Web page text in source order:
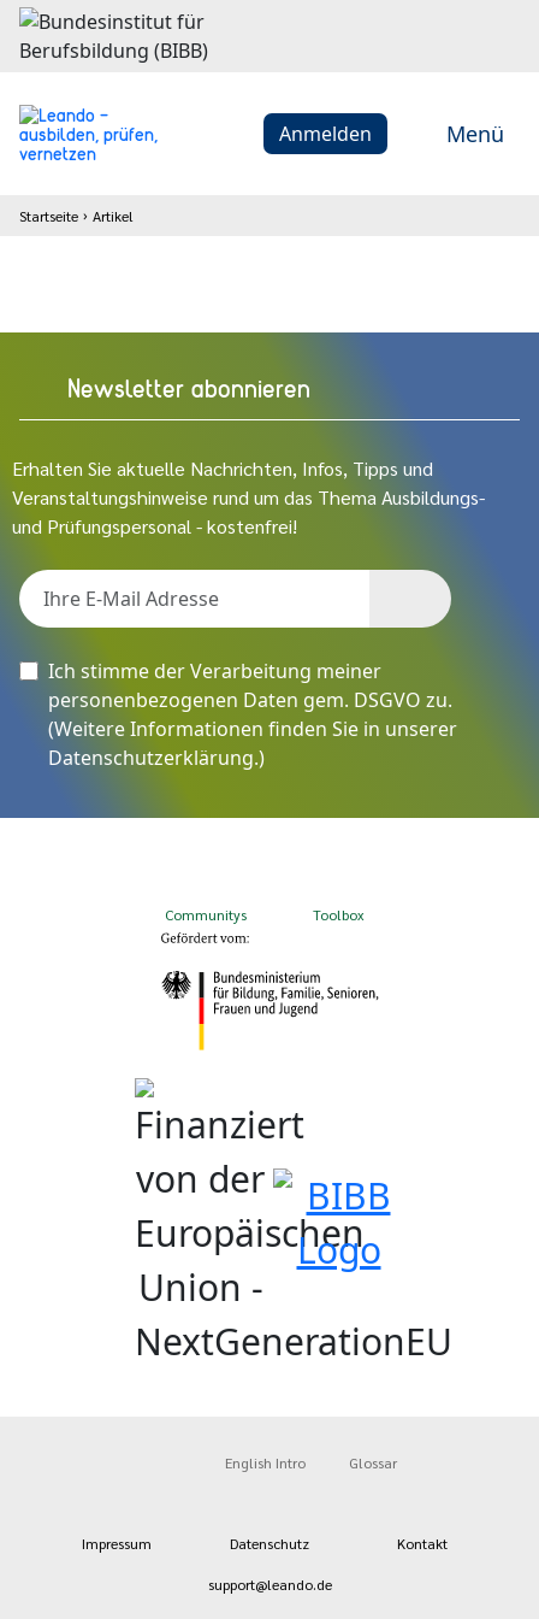
Anmelden Menü
Startseite Artikel
Newsletter abonnieren
Erhalten Sie aktuelle Nachrichten, Infos, Tipps und
Veranstaltungshinweise rund um das Thema Ausbildungs-
und Prüfungspersonal - kostenfrei!
Ich stimme der Verarbeitung meiner
personenbezogenen Daten gem. DSGVO zu.
(Weitere Informationen finden Sie in unserer
Datenschutzerklärung.)
Communitys Toolbox
English Intro Glossar
Impressum Datenschutz Kontakt
support@leando.de